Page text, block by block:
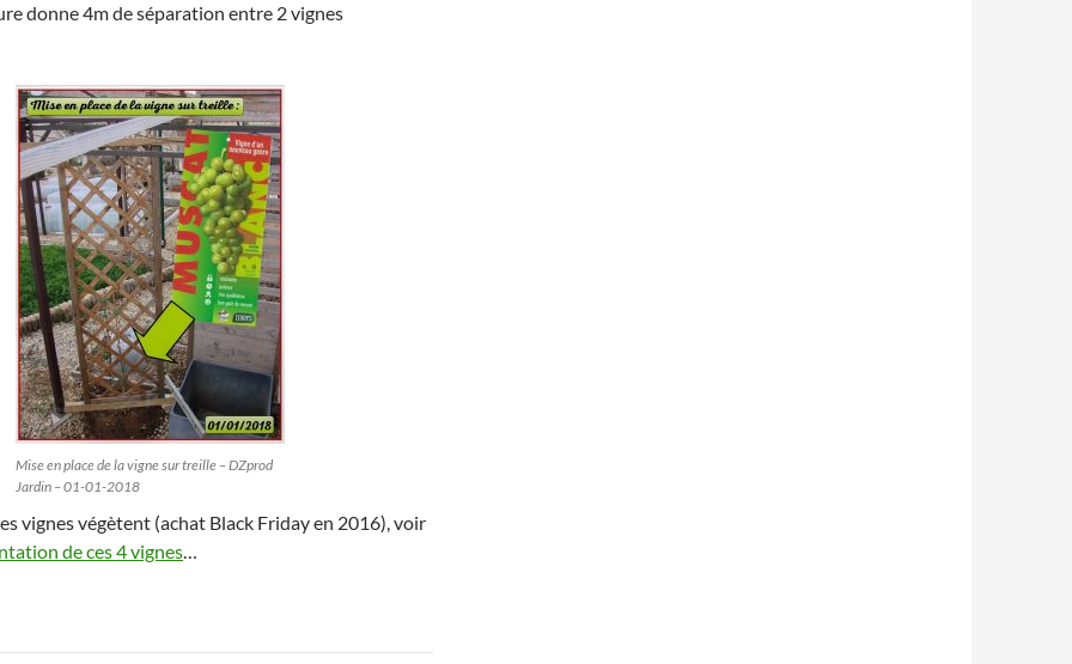
donne 4m de séparation entre 2 vignes
Mise en place de la vigne sur treille – DZprod
Jardin – 01-01-2018
vignes végètent (achat Black Friday en 2016), voir
de ces 4 vignes…